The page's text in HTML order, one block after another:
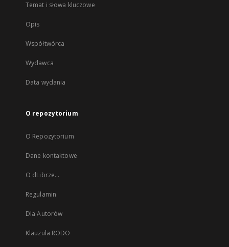
Temat i słowa kluczowe
Opis
Współtwórca
Wydawca
Data wydania
O repozytorium
O Repozytorium
Dane kontaktowe
O dLibrze...
Regulamin
Dla Autorów
Klauzula RODO